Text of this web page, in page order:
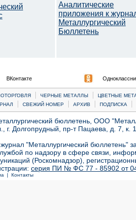
Аналитические
приложения к
Металлургический
Бюллетень
ВКонтакте
| ЧЕРНЫЕ МЕТАЛЛЫ |
ЦВЕТНЫЕ
| СВЕЖИЙ НОМЕР | АРХИВ | ПОДПИСКА |
бюллетень, ООО
г. Долгопрудный, пр-т Пацаева, д. 7,
"Металлургический бюллетень"
по надзору в сфере связи,
(Роскомнадзор),
серия ПИ № ФС 77 - 85902 от 04
| Контакты